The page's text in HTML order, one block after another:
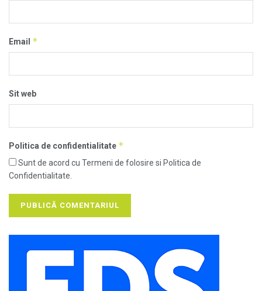
Email *
Sit web
Politica de confidentialitate *
Sunt de acord cu Termeni de folosire si Politica de
Confidentialitate.